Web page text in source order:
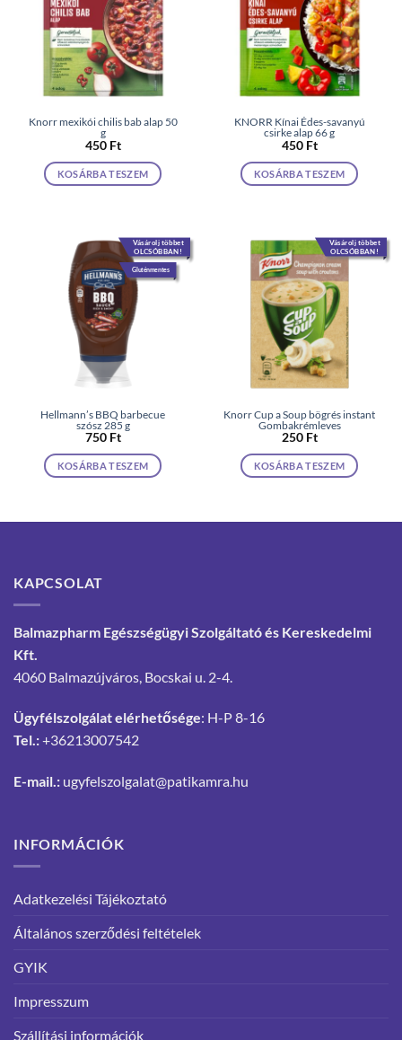
Knorr mexikói chilis bab alap 50
g
450 Ft
KOSÁRBA TESZEM
KNORR Kínai Édes-savanyú
csirke alap 66 g
450 Ft
KOSÁRBA TESZEM
Vásárolj többet
OLCSÓBBAN!
Gluténmentes
Hellmann’s BBQ barbecue
szósz 285 g
750 Ft
KOSÁRBA TESZEM
Vásárolj többet
OLCSÓBBAN!
Knorr Cup a Soup bögrés instant
Gombakrémleves
250 Ft
KOSÁRBA TESZEM
KAPCSOLAT
Balmazpharm Egészségügyi Szolgáltató és Kereskedelmi
Kft.
4060 Balmazújváros, Bocskai u. 2-4.
Ügyfélszolgálat elérhetősége: H-P 8-16
Tel.:+36213007542
E-mail.: ugyfelszolgalat@patikamra.hu
INFORMÁCIÓK
Adatkezelési Tájékoztató
Általános szerződési feltételek
GYIK
Impresszum
Szállítási információk